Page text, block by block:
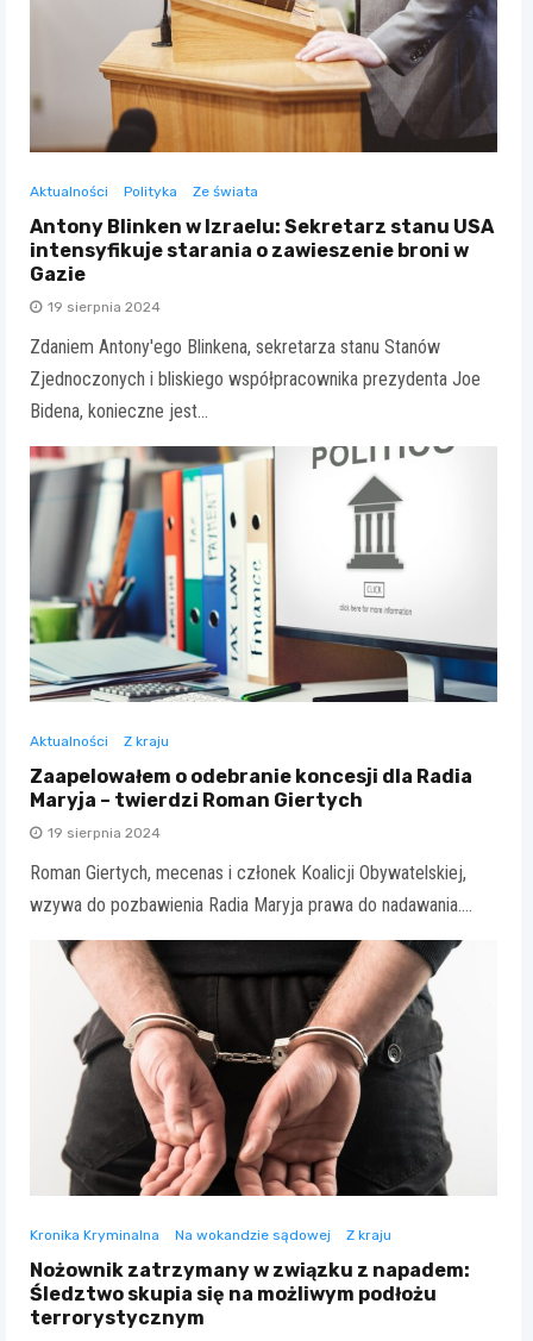
Aktualności Polityka Ze świata
Antony Blinken w Izraelu: Sekretarz stanu USA
intensyfikuje starania o zawieszenie broni w
Gazie
19 sierpnia 2024
Zdaniem Antony'ego Blinkena, sekretarza stanu Stanów
Zjednoczonych i bliskiego współpracownika prezydenta Joe
Bidena, konieczne jest…
Aktualności Z kraju
Zaapelowałem o odebranie koncesji dla Radia
Maryja – twierdzi Roman Giertych
19 sierpnia 2024
Roman Giertych, mecenas i członek Koalicji Obywatelskiej,
wzywa do pozbawienia Radia Maryja prawa do nadawania.…
Kronika Kryminalna Na wokandzie sądowej Z kraju
Nożownik zatrzymany w związku z napadem:
Śledztwo skupia się na możliwym podłożu
terrorystycznym